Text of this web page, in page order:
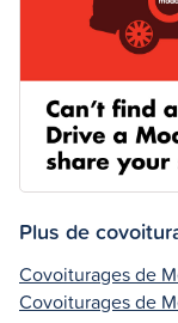
Plus de
Covoiturages de
Covoiturages de